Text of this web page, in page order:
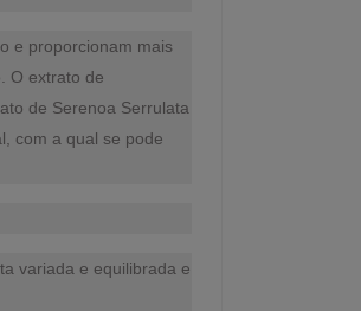
e proporcionam mais
O extrato de
de Serenoa Serrulata
com a qual se pode
variada e equilibrada e